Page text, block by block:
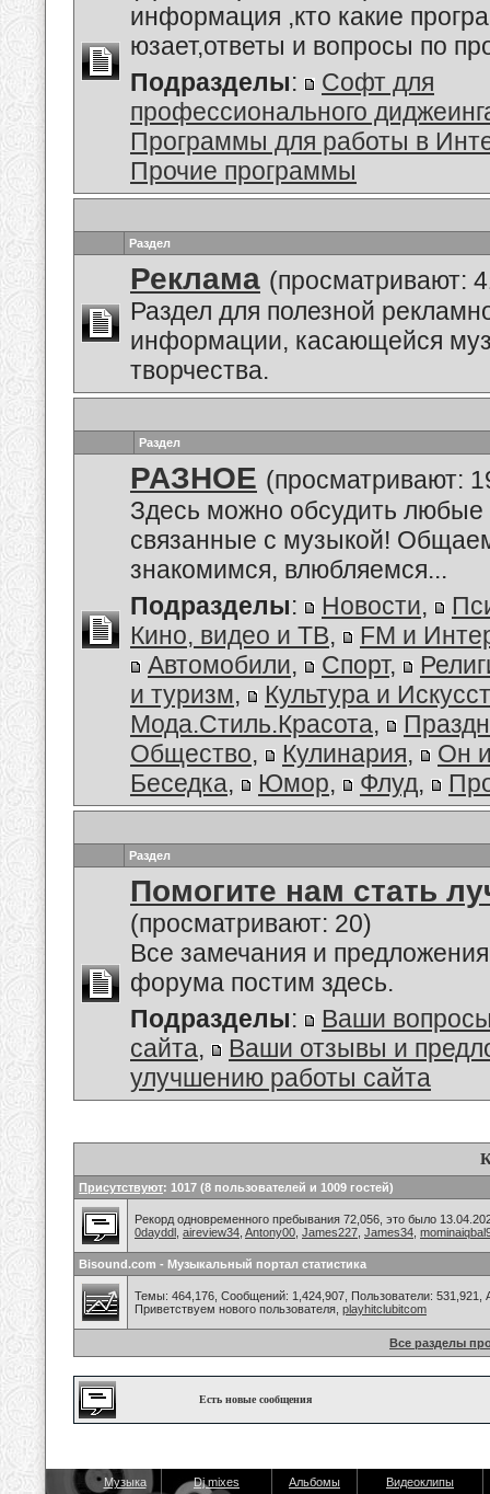
информация ,кто какие
юзает,ответы и вопросы по
Подразделы:
Софт для
профессионального
Программы для работы в
Прочие программы
Раздел
Реклама (просматривают:
Раздел для полезной
информации, касающейся
творчества.
Раздел
РАЗНОЕ (просматривают:
Здесь можно обсудить
связанные с музыкой!
знакомимся, влюбляемся...
Подразделы: Новости,
Кино, видео и ТВ,
FM и
Автомобили, Спорт,
и туризм,
Культура и
Мода.Стиль.Красота,
Общество, Кулинария,
Он
Беседка, Юмор, Флуд,
Раздел
Помогите нам стать
(просматривают: 20)
Все замечания и
форума постим здесь.
Подразделы:
Ваши
сайта,
Ваши отзывы и
улучшению работы сайта
Присутствуют: 1017 (8 пользователей и 1009 гостей)
Рекорд одновременного пребывания 72,056, это было
0dayddl aireview34 Antony00 James227 James34
Bisound.com - Музыкальный портал статистика
Темы: 464,176, Сообщений: 1,424,907, Пользователи: 531,921,
Приветствуем нового пользователя, playhitclubitcom
Все разделы
Есть новые сообщения
Музыка Dj mixes Альбомы Видеоклипы